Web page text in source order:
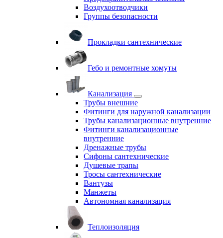
Воздухоотводчики
Группы безопасности
Прокладки сантехнические
Гебо и ремонтные хомуты
Канализация
Трубы внешние
Фитинги для наружной канализации
Трубы канализационные внутренние
Фитинги канализационные
внутренние
Дренажные трубы
Сифоны сантехнические
Душевые трапы
Тросы сантехнические
Вантузы
Манжеты
Автономная канализация
Теплоизоляция